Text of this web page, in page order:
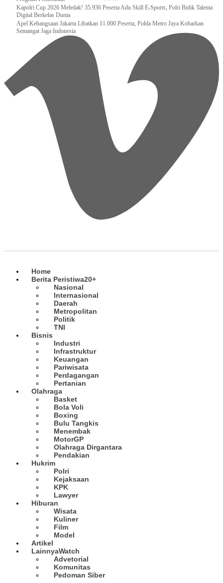
Kapolri Cup 2026 Meledak! 35.936 Peserta Adu Skill E-Sports, Polri Bidik Talenta
Digital Berkelas Dunia
Apel Kebangsaan Jakarta Libatkan 11.000 Peserta, Polda Metro Jaya Kobarkan
Semangat Jaga Indonesia
Home
Berita Peristiwa20+
Nasional
Internasional
Daerah
Metropolitan
Politik
TNI
Bisnis
Industri
Infrastruktur
Keuangan
Pariwisata
Perdagangan
Pertanian
Olahraga
Basket
Bola Voli
Boxing
Bulu Tangkis
Menembak
MotorGP
Olahraga Dirgantara
Pendakian
Hukrim
Polri
Kejaksaan
KPK
Lawyer
Hiburan
Wisata
Kuliner
Film
Model
Artikel
LainnyaWatch
Advetorial
Komunitas
Pedoman Siber